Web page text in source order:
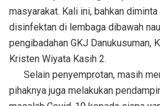
masyarakat. Kali ini, bahkan
disinfektan di lembaga dibawah
pengibadahan GKJ Danukusuman,
Kristen Wiyata Kasih 2.
Selain penyemprotan, masih
pihaknya juga melakukan